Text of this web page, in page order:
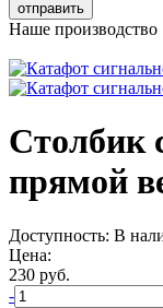
Наше производство
Столбик
прямой
Доступность: В
Цена:
230 руб.
-